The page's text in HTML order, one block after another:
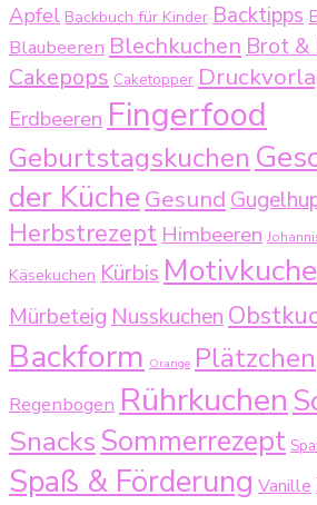
Apfel Backbuch für Kinder Backtipps
Blaubeeren Blechkuchen Brot &
Cakepops Caketopper
Erdbeeren Fingerfood
Geburtstagskuchen
der KücheGesund
HerbstrezeptHimbeeren
Käsekuchen Kürbis
Mürbeteig Nusskuchen
Backform Orange Plätzchen
Regenbogen Rührkuchen
SnacksSommerrezept
Spaß & Förderung Vanille